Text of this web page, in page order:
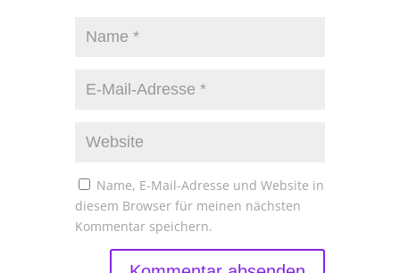
Name, E-Mail-Adresse und Website in
diesem Browser für meinen nächsten
Kommentar speichern.